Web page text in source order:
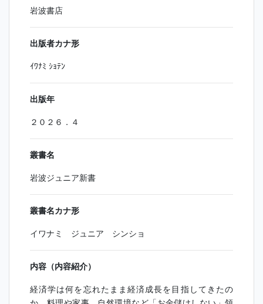
岩波書店
出版者カナ形
ｲﾜﾅﾐ ｼｮﾃﾝ
出版年
２０２６．４
叢書名
岩波ジュニア新書
叢書名カナ形
イワナミ ジュニア シンショ
内容（内容紹介）
経済学は何を忘れたまま経済成長を目指してきたの